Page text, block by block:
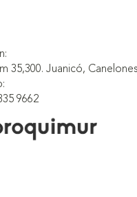
35,300. Juanicó, Canelones
9662